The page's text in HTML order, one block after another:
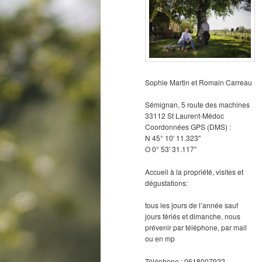
Sophie Martin et Romain Carreau
Sémignan, 5 route des machines
33112 St Laurent-Médoc
Coordonnées GPS (DMS) :
N 45° 10′ 11.323″
O 0° 53′ 31.117″
Accueil à la propriété, visites et
dégustations:
tous les jours de l’année sauf
jours fériés et dimanche, nous
prévenir par téléphone, par mail
ou en mp